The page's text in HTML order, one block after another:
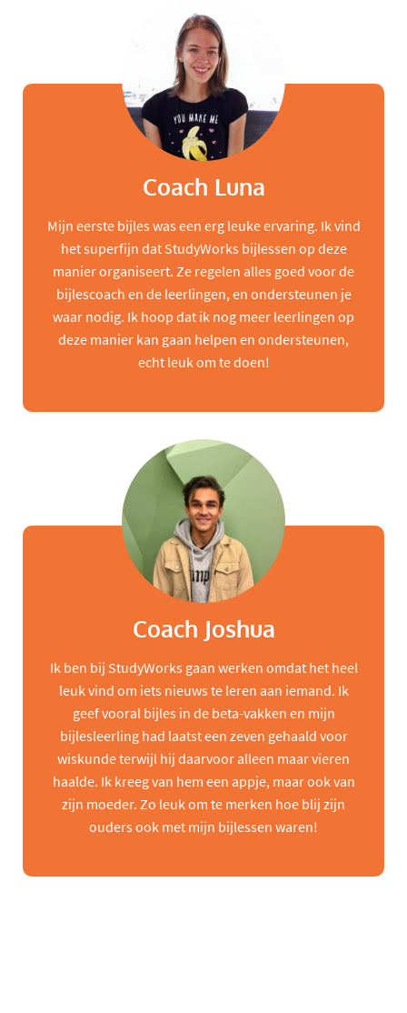
Coach Luna
Mijn eerste bijles was een erg leuke ervaring. Ik vind
het superfijn dat StudyWorks bijlessen op deze
manier organiseert. Ze regelen alles goed voor de
bijlescoach en de leerlingen, en ondersteunen je
waar nodig. Ik hoop dat ik nog meer leerlingen op
deze manier kan gaan helpen en ondersteunen,
echt leuk om te doen!
Coach Joshua
Ik ben bij StudyWorks gaan werken omdat het heel
leuk vind om iets nieuws te leren aan iemand. Ik
geef vooral bijles in de beta-vakken en mijn
bijlesleerling had laatst een zeven gehaald voor
wiskunde terwijl hij daarvoor alleen maar vieren
haalde. Ik kreeg van hem een appje, maar ook van
zijn moeder. Zo leuk om te merken hoe blij zijn
ouders ook met mijn bijlessen waren!